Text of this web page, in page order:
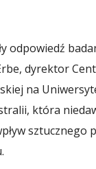
odpowiedź
dyrektor
na
która
sztucznego